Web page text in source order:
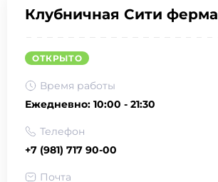
Клубничная Сити ферма
ОТКРЫТО
Время работы
Ежедневно: 10:00 - 21:30
Телефон
+7 (981) 717 90-00
Почта